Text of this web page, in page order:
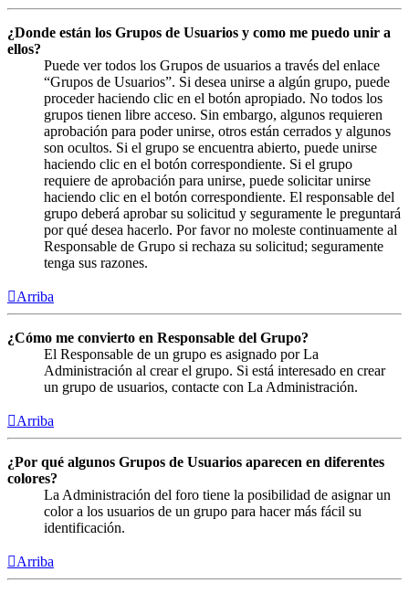
¿Donde están los Grupos de Usuarios y como me puedo unir a
ellos?
Puede ver todos los Grupos de usuarios a través del enlace
“Grupos de Usuarios”. Si desea unirse a algún grupo, puede
proceder haciendo clic en el botón apropiado. No todos los
grupos tienen libre acceso. Sin embargo, algunos requieren
aprobación para poder unirse, otros están cerrados y algunos
son ocultos. Si el grupo se encuentra abierto, puede unirse
haciendo clic en el botón correspondiente. Si el grupo
requiere de aprobación para unirse, puede solicitar unirse
haciendo clic en el botón correspondiente. El responsable del
grupo deberá aprobar su solicitud y seguramente le preguntará
por qué desea hacerlo. Por favor no moleste continuamente al
Responsable de Grupo si rechaza su solicitud; seguramente
tenga sus razones.
Arriba
¿Cómo me convierto en Responsable del Grupo?
El Responsable de un grupo es asignado por La
Administración al crear el grupo. Si está interesado en crear
un grupo de usuarios, contacte con La Administración.
Arriba
¿Por qué algunos Grupos de Usuarios aparecen en diferentes
colores?
La Administración del foro tiene la posibilidad de asignar un
color a los usuarios de un grupo para hacer más fácil su
identificación.
Arriba